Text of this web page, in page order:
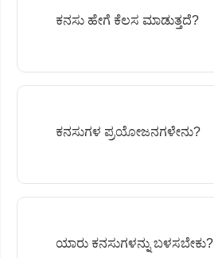
ಕನಸು ಹೇಗೆ ಕೆಲಸ ಮಾಡುತ್ತದೆ?
ಕನಸುಗಳ ಪ್ರಯೋಜನಗಳೇನು?
ಯಾರು ಕನಸುಗಳನ್ನು ಬಳಸಬೇಕು?